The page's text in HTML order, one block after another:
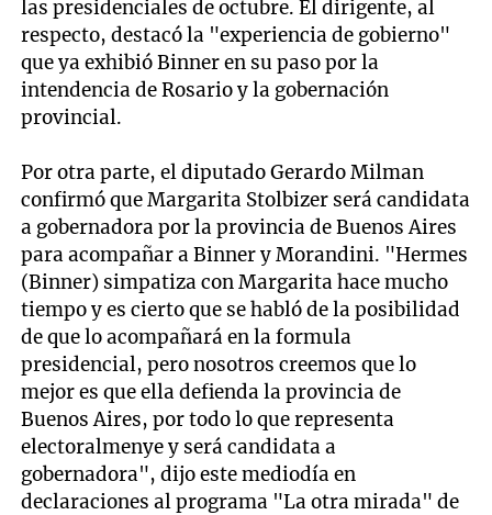
las presidenciales de octubre. El dirigente, al
respecto, destacó la "experiencia de gobierno"
que ya exhibió Binner en su paso por la
intendencia de Rosario y la gobernación
provincial.
Por otra parte, el diputado Gerardo Milman
confirmó que Margarita Stolbizer será candidata
a gobernadora por la provincia de Buenos Aires
para acompañar a Binner y Morandini. "Hermes
(Binner) simpatiza con Margarita hace mucho
tiempo y es cierto que se habló de la posibilidad
de que lo acompañará en la formula
presidencial, pero nosotros creemos que lo
mejor es que ella defienda la provincia de
Buenos Aires, por todo lo que representa
electoralmenye y será candidata a
gobernadora", dijo este mediodía en
declaraciones al programa "La otra mirada" de